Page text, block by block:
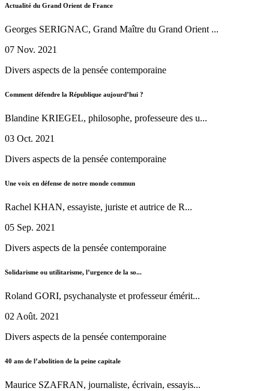
Actualité du Grand Orient de France
Georges SERIGNAC, Grand Maître du Grand Orient ...
07 Nov. 2021
Divers aspects de la pensée contemporaine
Comment défendre la République aujourd’hui ?
Blandine KRIEGEL, philosophe, professeure des u...
03 Oct. 2021
Divers aspects de la pensée contemporaine
Une voix en défense de notre monde commun
Rachel KHAN, essayiste, juriste et autrice de R...
05 Sep. 2021
Divers aspects de la pensée contemporaine
Solidarisme ou utilitarisme, l’urgence de la so...
Roland GORI, psychanalyste et professeur émérit...
02 Août. 2021
Divers aspects de la pensée contemporaine
40 ans de l’abolition de la peine capitale
Maurice SZAFRAN, journaliste, écrivain, essayis...